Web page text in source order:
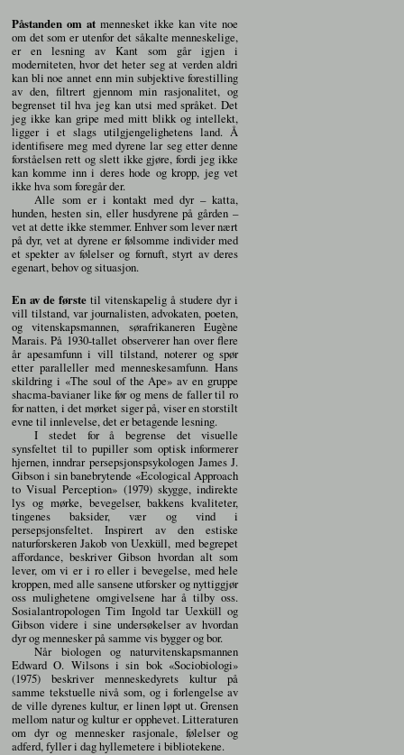
Påstanden om atmennesket ikke kan vite noe
om det som er utenfor det såkalte menneskelige,
er en lesning av Kant som går igjen i
moderniteten, hvor det heter seg at verden aldri
kan bli noe annet enn min subjektive forestilling
av den, filtrert gjennom min rasjonalitet, og
begrenset til hva jeg kan utsi med språket. Det
jeg ikke kan gripe med mitt blikk og intellekt,
ligger i et slags utilgjengelighetens land. Å
identifisere meg med dyrene lar seg etter denne
forståelsen rett og slett ikke gjøre, fordi jeg ikke
kan komme inn i deres hode og kropp, jeg vet
ikke hva som foregår der.
Alle som er i kontakt med dyr – katta,
hunden, hesten sin, eller husdyrene på gården –
vet at dette ikke stemmer. Enhver som lever nært
på dyr, vet at dyrene er følsomme individer med
et spekter av følelser og fornuft, styrt av deres
egenart, behov og situasjon.
En av de førstetil vitenskapelig å studere dyr i
vill tilstand, var journalisten, advokaten, poeten,
og vitenskapsmannen, sørafrikaneren Eugène
Marais. På 1930-tallet observerer han over flere
år apesamfunn i vill tilstand, noterer og spør
etter paralleller med menneskesamfunn. Hans
skildring i «The soul of the Ape» av en gruppe
shacma-bavianer like før og mens de faller til ro
for natten, i det mørket siger på, viser en storstilt
evne til innlevelse, det er betagende lesning.
I stedet for å begrense det visuelle
synsfeltet til to pupiller som optisk informerer
hjernen, inndrar persepsjonspsykologen James J.
Gibson i sin banebrytende «Ecological Approach
to Visual Perception» (1979) skygge, indirekte
lys og mørke, bevegelser, bakkens kvaliteter,
tingenes baksider, vær og vind i
persepsjonsfeltet. Inspirert av den estiske
naturforskeren Jakob von Uexküll, med begrepet
affordance, beskriver Gibson hvordan alt som
lever, om vi er i ro eller i bevegelse, med hele
kroppen, med alle sansene utforsker og nyttiggjør
oss mulighetene omgivelsene har å tilby oss.
Sosialantropologen Tim Ingold tar Uexküll og
Gibson videre i sine undersøkelser av hvordan
dyr og mennesker på samme vis bygger og bor.
Når biologen og naturvitenskapsmannen
Edward O. Wilsons i sin bok «Sociobiologi»
(1975) beskriver menneskedyrets kultur på
samme tekstuelle nivå som, og i forlengelse av
de ville dyrenes kultur, er linen løpt ut. Grensen
mellom natur og kultur er opphevet. Litteraturen
om dyr og mennesker rasjonale, følelser og
adferd, fyller i dag hyllemetere i bibliotekene.